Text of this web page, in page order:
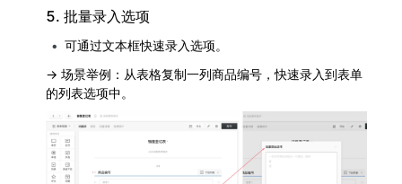
5. 批量录入选项
可通过文本框快速录入选项。
→ 场景举例：从表格复制一列商品编号，快速录入到表单
的列表选项中。